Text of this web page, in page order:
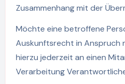
Zusammenhang mit der
Möchte eine betroffene
Auskunftsrecht in Anspruch
hierzu jederzeit an einen
Verarbeitung